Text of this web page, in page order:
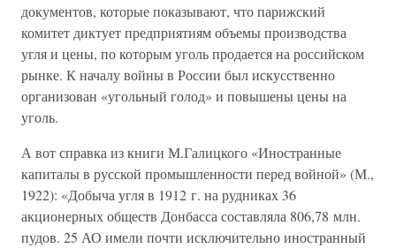
документов, которые показывают, что парижский
комитет диктует предприятиям объемы производства
угля и цены, по которым уголь продается на российском
рынке. К началу войны в России был искусственно
организован «угольный голод» и повышены цены на
уголь.
А вот справка из книги М.Галицкого «Иностранные
капиталы в русской промышленности перед войной» (М.,
1922): «Добыча угля в 1912 г. на рудниках 36
акционерных обществ Донбасса составляла 806,78 млн.
пудов. 25 АО имели почти исключительно иностранный